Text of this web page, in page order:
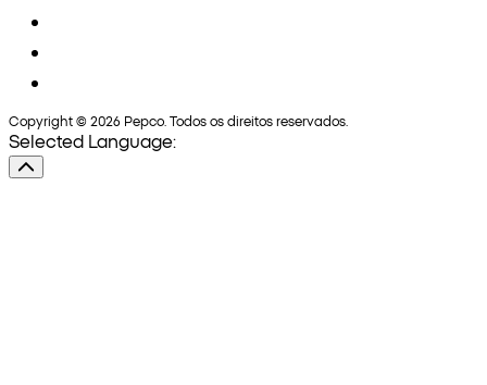
Copyright © 2026 Pepco. Todos os direitos reservados.
Selected Language: